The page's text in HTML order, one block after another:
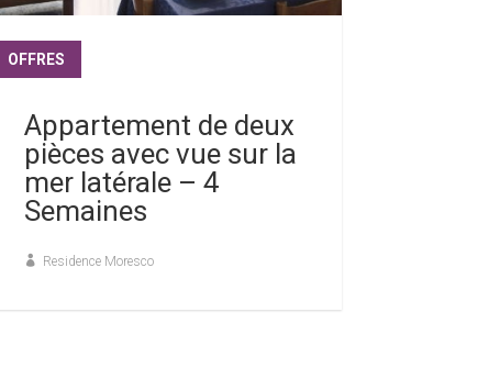
lire plus
Appartement de deux
pièces avec vue sur la
mer latérale – 4
Semaines
OFFRES
Residence Moresco